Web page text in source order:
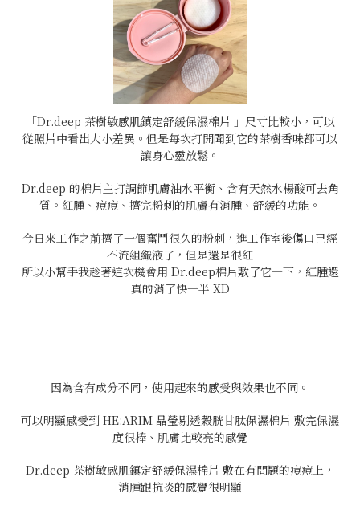
「Dr.deep 茶樹敏感肌鎮定舒緩保濕棉片 」尺寸比較小，可以
從照片中看出大小差異。但是每次打開聞到它的茶樹香味都可以
讓身心靈放鬆。
Dr.deep 的棉片主打調節肌膚油水平衡、含有天然水楊酸可去角
質。紅腫、痘痘、擠完粉刺的肌膚有消腫、舒緩的功能。
今日來工作之前擠了一個奮鬥很久的粉刺，進工作室後傷口已經
不流組織液了，但是還是很紅
所以小幫手我趁著這次機會用 Dr.deep棉片敷了它一下，紅腫還
真的消了快一半 XD
因為含有成分不同，使用起來的感受與效果也不同。
可以明顯感受到 HE:ARIM 晶瑩剔透穀胱甘肽保濕棉片 敷完保濕
度很棒、肌膚比較亮的感覺
Dr.deep 茶樹敏感肌鎮定舒緩保濕棉片 敷在有問題的痘痘上，
消腫跟抗炎的感覺很明顯